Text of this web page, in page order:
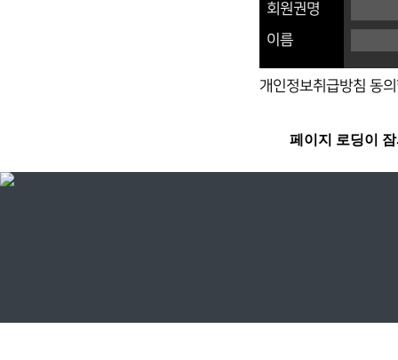
회원권명
이름
개인정보취급방침 동